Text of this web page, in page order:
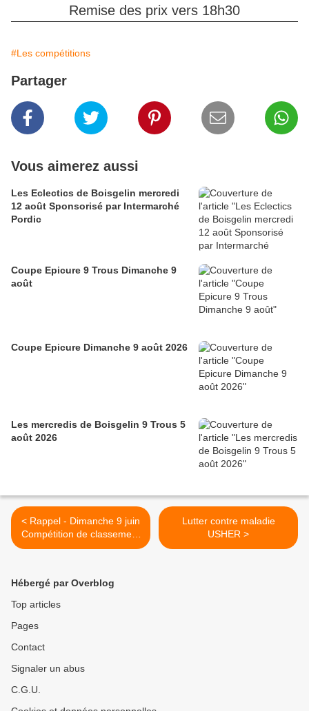
Remise des prix vers 18h30
#Les compétitions
Partager
Vous aimerez aussi
Les Eclectics de Boisgelin mercredi
12 août Sponsorisé par Intermarché
Pordic
Coupe Epicure 9 Trous Dimanche 9
août
Coupe Epicure Dimanche 9 août 2026
Les mercredis de Boisgelin 9 Trous 5
août 2026
< Rappel - Dimanche 9 juin
Compétition de classement
18 Trous
Lutter contre maladie
USHER >
Hébergé par Overblog
Top articles
Pages
Contact
Signaler un abus
C.G.U.